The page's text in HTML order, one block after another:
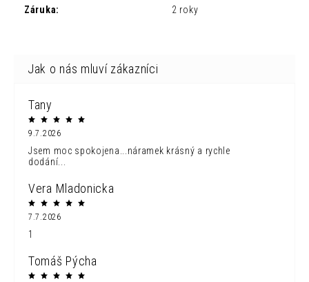
Záruka: 2 roky
Tany
9.7.2026
Jsem moc spokojena...náramek krásný a rychle
dodání...
Vera Mladonicka
7.7.2026
1
Tomáš Pýcha